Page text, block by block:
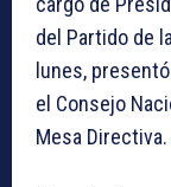
del Partido de
lunes,
el Consejo
Mesa Directiva.